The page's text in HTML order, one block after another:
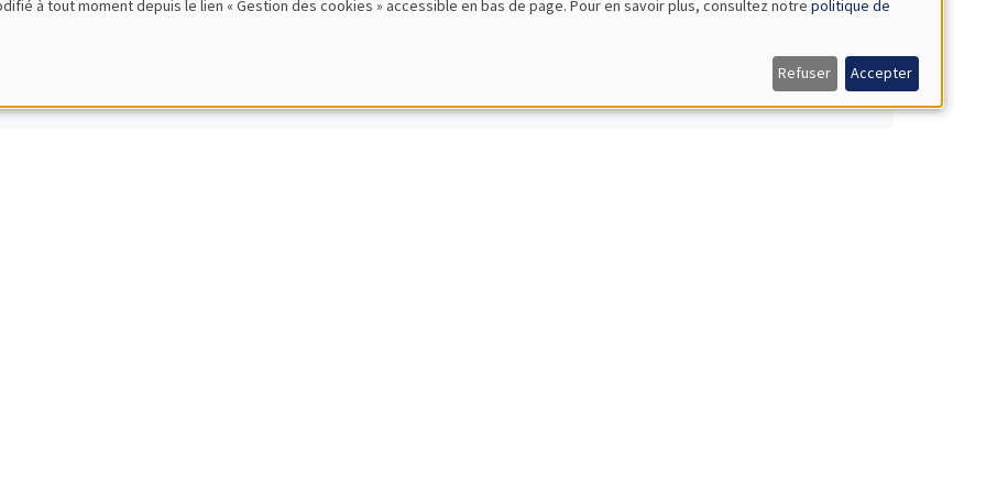
à tout moment depuis le lien « Gestion des cookies » accessible en bas de page. Pour en savoir plus, consultez notre politique de
Refuser Accepter